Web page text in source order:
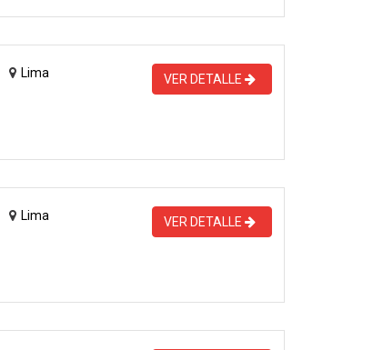
Lima VER DETALLE
Lima VER DETALLE